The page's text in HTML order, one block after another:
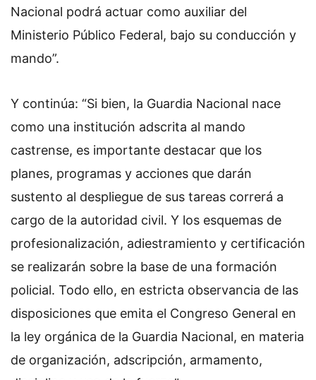
Nacional podrá actuar como auxiliar del
Ministerio Público Federal, bajo su conducción y
mando”.
Y continúa: “Si bien, la Guardia Nacional nace
como una institución adscrita al mando
castrense, es importante destacar que los
planes, programas y acciones que darán
sustento al despliegue de sus tareas correrá a
cargo de la autoridad civil. Y los esquemas de
profesionalización, adiestramiento y certificación
se realizarán sobre la base de una formación
policial. Todo ello, en estricta observancia de las
disposiciones que emita el Congreso General en
la ley orgánica de la Guardia Nacional, en materia
de organización, adscripción, armamento,